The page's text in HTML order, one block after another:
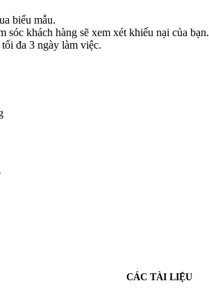
biểu mẫu.
khách hàng sẽ xem xét khiếu nại của bạn.
đa 3 ngày làm việc.
CÁC TÀI LIỆU